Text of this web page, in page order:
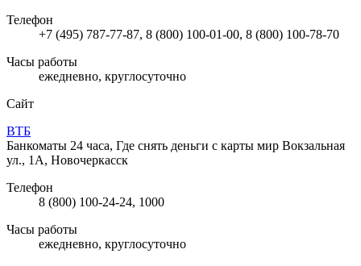
Телефон
+7 (495) 787-77-87, 8 (800) 100-01-00, 8 (800) 100-78-70
Часы работы
ежедневно, круглосуточно
Сайт
ВТБ
Банкоматы 24 часа, Где снять деньги с карты мир Вокзальная
ул., 1А, Новочеркасск
Телефон
8 (800) 100-24-24, 1000
Часы работы
ежедневно, круглосуточно